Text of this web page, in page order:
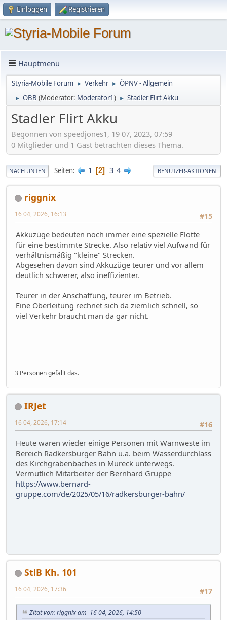
Einloggen Registrieren
Hauptmenü
Styria-Mobile Forum ► Verkehr ► ÖPNV - Allgemein
► ÖBB (Moderator: Moderator1) ► Stadler Flirt Akku
Stadler Flirt Akku
Begonnen von speedjones1, 19 07, 2023, 07:59
0 Mitglieder und 1 Gast betrachten dieses Thema.
NACH UNTEN Seiten 1 2 3 4 BENUTZER-AKTIONEN
riggnix
#15
16 04, 2026, 16:13
Akkuzüge bedeuten noch immer eine spezielle Flotte
für eine bestimmte Strecke. Also relativ viel Aufwand für
verhältnismäßig "kleine" Strecken.
Abgesehen davon sind Akkuzüge teurer und vor allem
deutlich schwerer, also ineffizienter.
Teurer in der Anschaffung, teurer im Betrieb.
Eine Oberleitung rechnet sich da ziemlich schnell, so
viel Verkehr braucht man da gar nicht.
3 Personen gefällt das.
IRJet
#16
16 04, 2026, 17:14
Heute waren wieder einige Personen mit Warnweste im
Bereich Radkersburger Bahn u.a. beim Wasserdurchlass
des Kirchgrabenbaches in Mureck unterwegs.
Vermutlich Mitarbeiter der Bernhard Gruppe
https://www.bernard-
gruppe.com/de/2025/05/16/radkersburger-bahn/
StlB Kh. 101
#17
16 04, 2026, 17:36
Zitat von: riggnix am 16 04, 2026, 14:50